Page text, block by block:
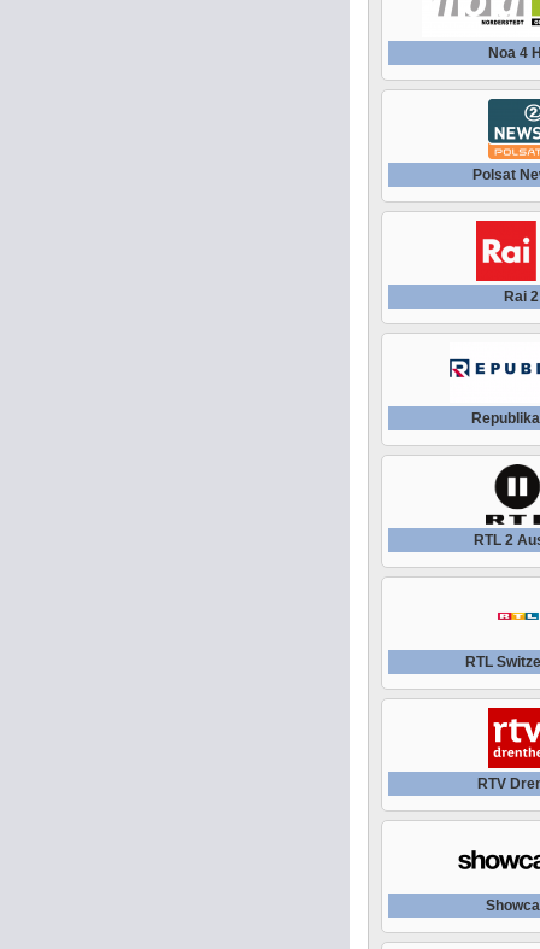
Noa 4
Polsat
Rai 2
RTL 2
RTL
RTV